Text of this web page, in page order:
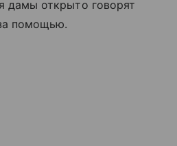
дамы открыто говорят
помощью.